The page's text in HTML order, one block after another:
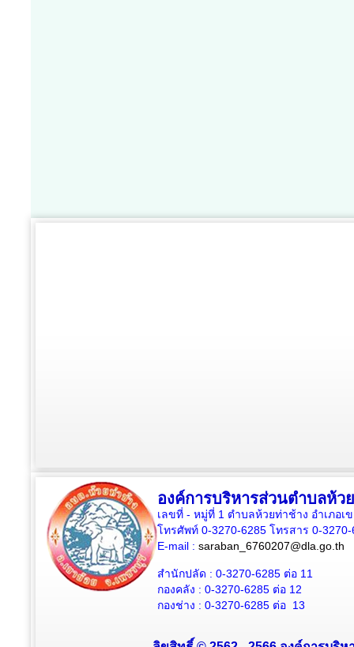
องค์การบริหารส่วนตำบลห้ว
เลขที่ - หมู่ที่ 1 ตำบลห้วยท่าช้าง อำเภอเ
โทรศัพท์ 0-3270-6285 โทรสาร 0-
E-mail : saraban_6760207@dla.go.th
สำนักปลัด : 0-3270-6285 ต่อ 11
กองคลัง : 0-3270-6285 ต่อ 12
กองช่าง : 0-3270-6285 ต่อ 13